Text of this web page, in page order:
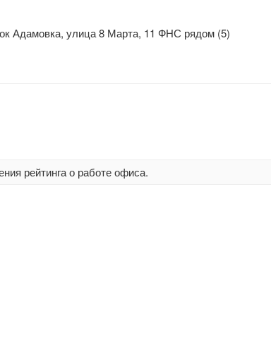
Адамовка, улица 8 Марта, 11 ФНС рядом (5)
рейтинга о работе офиса.